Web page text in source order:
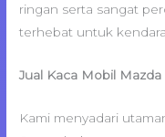
ringan serta sangat
terhebat untuk
Jual Kaca Mobil
Kami menyadari